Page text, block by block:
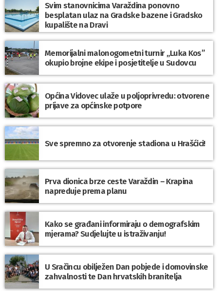
Svim stanovnicima Varaždina ponovno
besplatan ulaz na Gradske bazene i Gradsko
kupalište na Dravi
Memorijalni malonogometni turnir „Luka Kos”
okupio brojne ekipe i posjetitelje u Sudovcu
Općina Vidovec ulaže u poljoprivredu: otvorene
prijave za općinske potpore
Sve spremno za otvorenje stadiona u Hrašćici!
Prva dionica brze ceste Varaždin – Krapina
napreduje prema planu
Kako se građani informiraju o demografskim
mjerama? Sudjelujte u istraživanju!
U Sračincu obilježen Dan pobjede i domovinske
zahvalnosti te Dan hrvatskih branitelja